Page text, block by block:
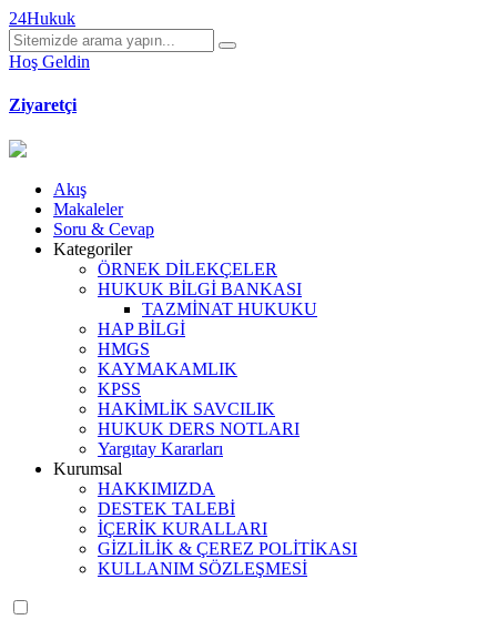
24Hukuk
Hoş Geldin
Ziyaretçi
Akış
Makaleler
Soru & Cevap
Kategoriler
ÖRNEK DİLEKÇELER
HUKUK BİLGİ BANKASI
TAZMİNAT HUKUKU
HAP BİLGİ
HMGS
KAYMAKAMLIK
KPSS
HAKİMLİK SAVCILIK
HUKUK DERS NOTLARI
Yargıtay Kararları
Kurumsal
HAKKIMIZDA
DESTEK TALEBİ
İÇERİK KURALLARI
GİZLİLİK & ÇEREZ POLİTİKASI
KULLANIM SÖZLEŞMESİ